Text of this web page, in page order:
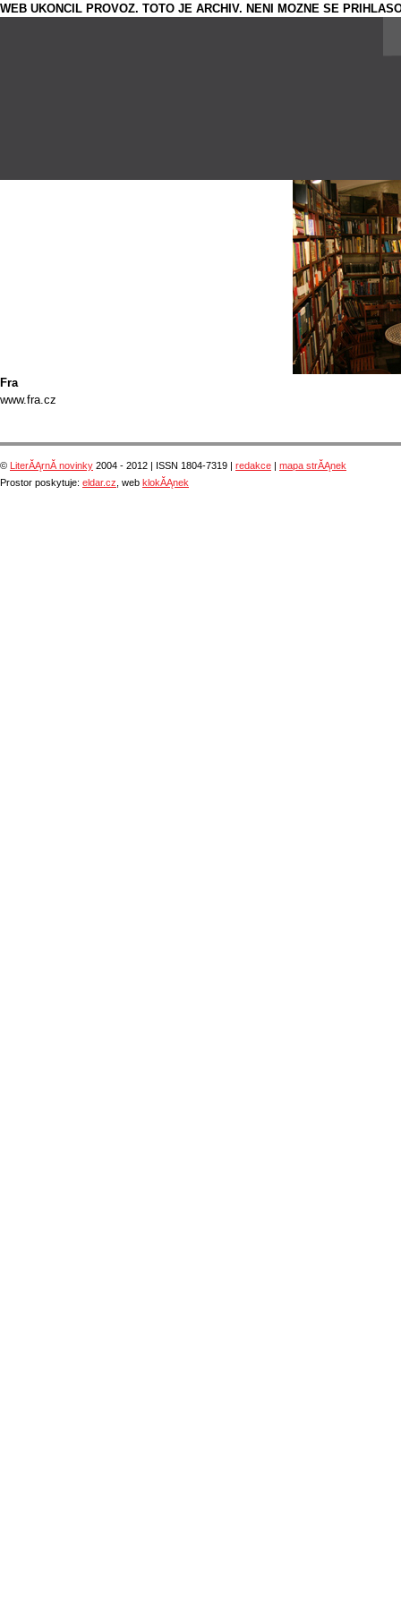
WEB UKONCIL PROVOZ. TOTO JE ARCHIV. NENI MOZNE SE
Fra
www.fra.cz
© LiterĂĄrnĂ­ novinky 2004 - 2012 | ISSN 1804-7319 | redakce
mapa strĂĄnek
Prostor poskytuje: eldar.cz , web klokĂĄnek